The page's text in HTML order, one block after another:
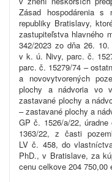
Zásad hospodárenia s
republiky Bratislavy,
zastupiteľstva hlavného
342/2023 zo dňa 26.
v k. ú. Nivy, parc. č.
parc. č. 15279/74 –
a novovytvorených
plochy a nádvoria vo
zastavané plochy a
– zastavané plochy a
GP č. 1526/a/22,
1363/22, z časti
LV č. 458, do
PhD., v Bratislave, za
cenu celkove 204 750,00